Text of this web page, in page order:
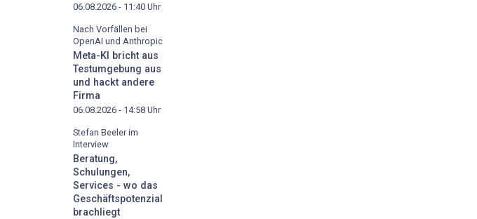
06.08.2026 - 11:40 Uhr
Nach Vorfällen bei
OpenAI und Anthropic
Meta-KI bricht aus
Testumgebung aus
und hackt andere
Firma
06.08.2026 - 14:58 Uhr
Stefan Beeler im
Interview
Beratung,
Schulungen,
Services - wo das
Geschäftspotenzial
brachliegt